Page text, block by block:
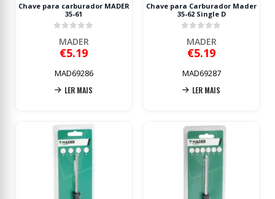
Chave para carburador MADER
35-61
MADER
€5.19
MAD69286
LER MAIS
Chave para Carburador Mader
35-62 Single D
MADER
€5.19
MAD69287
LER MAIS